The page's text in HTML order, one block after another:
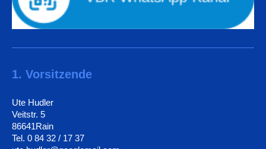
1. Vorsitzende
Ute Hudler
Veitstr. 5
86641Rain
Tel. 0 84 32 / 17 37